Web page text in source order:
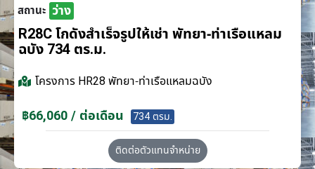
สถานะ ว่าง
R28C โกดังสำเร็จรูปให้เช่า พัทยา-ท่าเรือแหลม
ฉบัง 734 ตร.ม.
โครงการ HR28 พัทยา-ท่าเรือแหลมฉบัง
฿66,060 / ต่อเดือน 734 ตรม.
ติดต่อตัวแทนจำหน่าย